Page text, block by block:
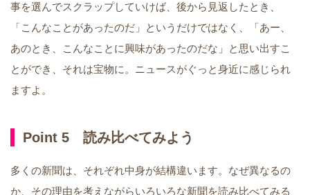
事を選んでスクラップしていけば、後から見返したとき、
「こんなことがあったのだ」というだけではなく、「あー、
あのとき、こんなことに興味があったのだな」と思い出すこ
とができ、それは宝物に。ニュースがぐっと身近に感じられ
ますよ。
Point 5 読み比べてみよう
多くの新聞は、それぞれ中身が結構違います。なぜ異なるの
か、その理由を考えながらいろいろな新聞を読み比べてみる